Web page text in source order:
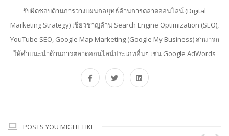
รับผิดชอบด้านการวางแผนกลยุทธ์ด้านการตลาดออนไลน์ (Digital
Marketing Strategy) เชี่ยวชาญด้าน Search Engine Optimization (SEO),
YouTube SEO, Google Map Marketing (Google My Business) สามารถ
ให้คำแนะนำด้านการตลาดออนไลน์ประเภทอื่นๆ เช่น Google AdWords
POSTS YOU MIGHT LIKE